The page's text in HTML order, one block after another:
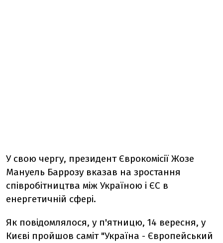
У свою чергу, президент Єврокомісії Жозе
Мануель Баррозу вказав на зростання
співробітництва між Україною і ЄС в
енергетичній сфері.
Як повідомлялося, у п'ятницю, 14 вересня, у
Києві пройшов саміт "Україна - Європейський